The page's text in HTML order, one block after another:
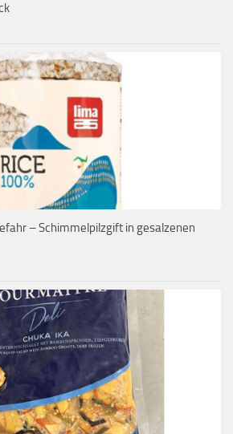
– Schimmelpilzgift in gesalzenen